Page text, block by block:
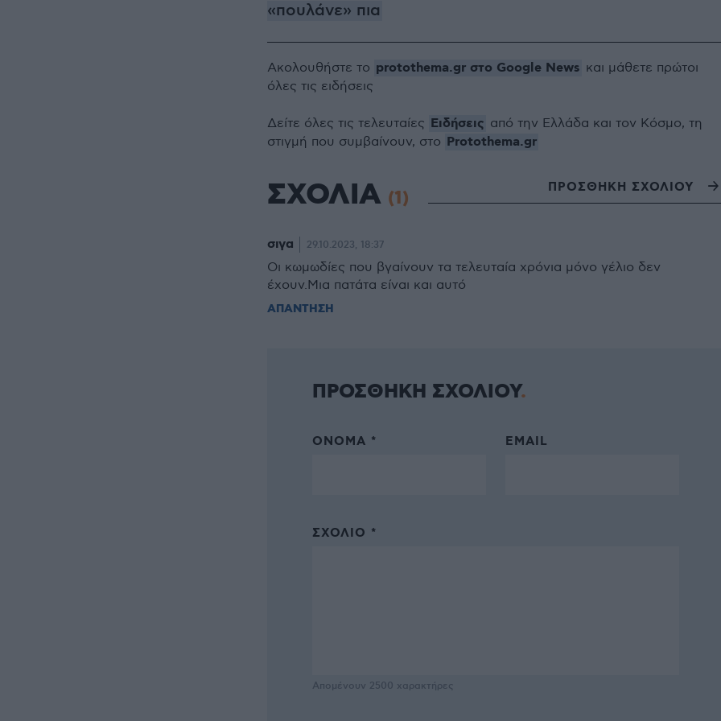
«πουλάνε» πια
Ακολουθήστε το protothema.gr στο Google News και μάθετε πρώτοι
όλες τις ειδήσεις
Δείτε όλες τις τελευταίες Ειδήσεις από την Ελλάδα και τον Κόσμο, τη
στιγμή που συμβαίνουν, στο Protothema.gr
ΣΧΟΛΙΑ (1) ΠΡΟΣΘΗΚΗ ΣΧΟΛΙΟΥ
σιγα 29.10.2023, 18:37
Οι κωμωδίες που βγαίνουν τα τελευταία χρόνια μόνο γέλιο δεν
έχουν.Μια πατάτα είναι και αυτό
ΑΠΑΝΤΗΣΗ
ΠΡΟΣΘΗΚΗ ΣΧΟΛΙΟΥ
ΌΝΟΜΑ * EMAIL
ΣΧΌΛΙΟ *
Απομένουν 2500 χαρακτήρες